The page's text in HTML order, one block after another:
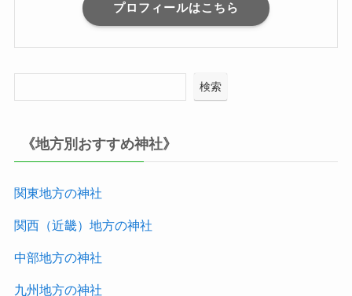
プロフィールはこちら
検索
《地方別おすすめ神社》
関東地方の神社
関西（近畿）地方の神社
中部地方の神社
九州地方の神社